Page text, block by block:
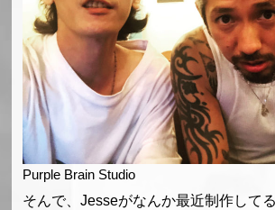
Purple Brain Studio
そんで、Jesseがなんか最近制作して